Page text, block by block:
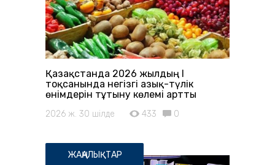
Қазақстанда 2026 жылдың I
тоқсанында негізгі азық-түлік
өнімдерін тұтыну көлемі артты
2026 ж. 30 шілде 433 0
ЖАҢАЛЫҚТАР